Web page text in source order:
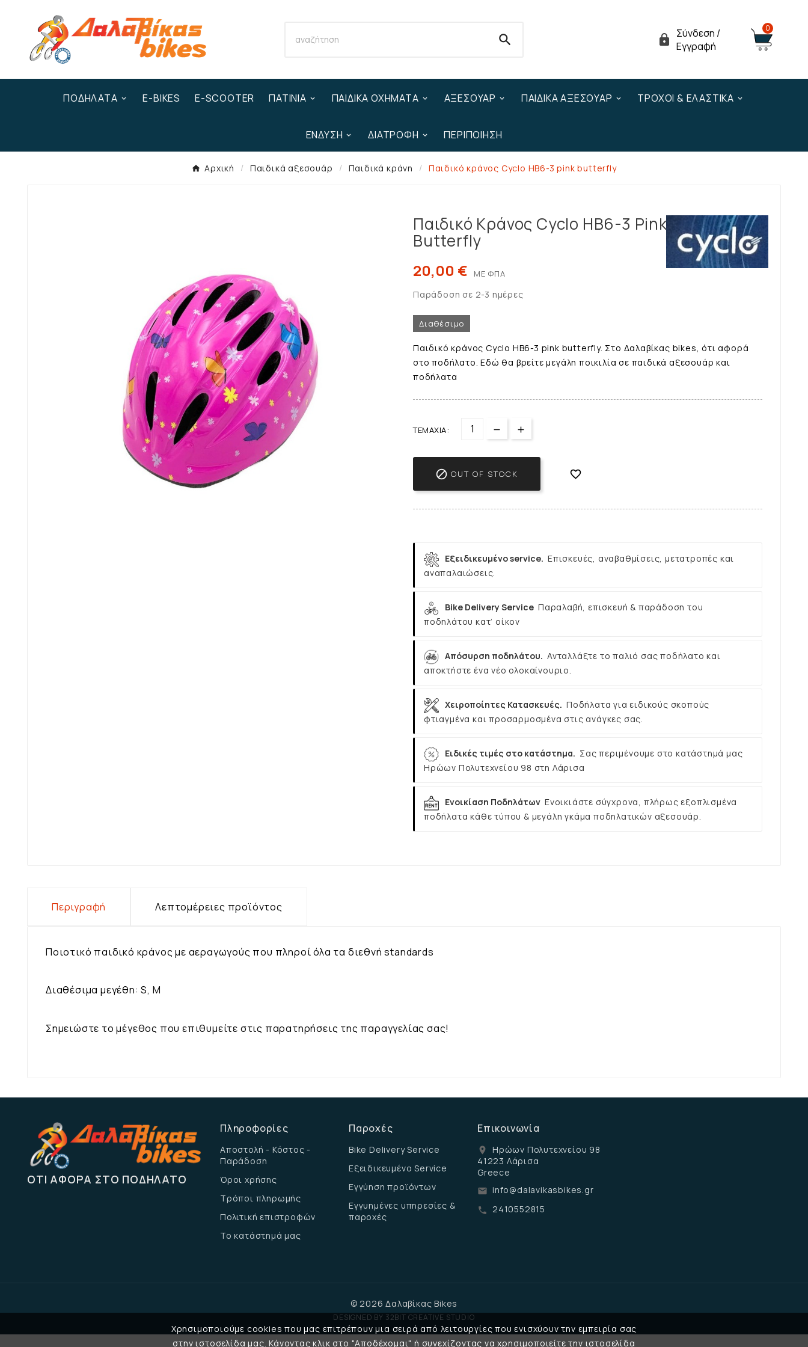
Χρησιμοποιούμε cookies που μας επιτρέπουν μια σειρά από λειτουργίες που ενισχύουν την εμπειρία σας
στην ιστοσελίδα μας. Κάνοντας κλικ στο "Αποδέχομαι" ή συνεχίζοντας να χρησιμοποιείτε την ιστοσελίδα
  Σύνδεση /
Εγγραφή
0
ΠΟΔΉΛΑΤΑ E-BIKES E-SCOOTER ΠΑΤΊΝΙΑ ΠΑΙΔΙΚΆ ΟΧΉΜΑΤΑ ΑΞΕΣΟΥΆΡ ΠΑΙΔΙΚΆ ΑΞΕΣΟΥΆΡ ΤΡΟΧΟΊ & ΕΛΑΣΤΙΚΆ
ΈΝΔΥΣΗ ΔΙΑΤΡΟΦΉ ΠΕΡΙΠΟΊΗΣΗ
Αρχική Παιδικά αξεσουάρ Παιδικά κράνη Παιδικό κράνος Cyclo HB6-3 pink butterfly
Παιδικό Κράνος Cyclo HB6-3 Pink
Butterfly
20,00 € ΜΕ ΦΠΑ
Παράδοση σε 2-3 ημέρες
Διαθέσιμο
Παιδικό κράνος Cyclo HB6-3 pink butterfly. Στο Δαλαβίκας bikes, ότι αφορά
στο ποδήλατο. Εδώ θα βρείτε μεγάλη ποικιλία σε παιδικά αξεσουάρ και
ποδήλατα
ΤΕΜΆΧΙΑ:
 OUT OF STOCK 
Εξειδικευμένο service. Επισκευές, αναβαθμίσεις, μετατροπές και
αναπαλαιώσεις.
Bike Delivery Service Παραλαβή, επισκευή & παράδοση του
ποδηλάτου κατ’ οίκον
Απόσυρση ποδηλάτου. Ανταλλάξτε το παλιό σας ποδήλατο και
αποκτήστε ένα νέο ολοκαίνουριο.
Χειροποίητες Κατασκευές. Ποδήλατα για ειδικούς σκοπούς
φτιαγμένα και προσαρμοσμένα στις ανάγκες σας.
Ειδικές τιμές στο κατάστημα. Σας περιμένουμε στο κατάστημά μας
Ηρώων Πολυτεχνείου 98 στη Λάρισα
Ενοικίαση Ποδηλάτων Ενοικιάστε σύγχρονα, πλήρως εξοπλισμένα
ποδήλατα κάθε τύπου & μεγάλη γκάμα ποδηλατικών αξεσουάρ.
Περιγραφή Λεπτομέρειες προϊόντος
Ποιοτικό παιδικό κράνος με αεραγωγούς που πληροί όλα τα διεθνή standards
Διαθέσιμα μεγέθη: S, M
Σημειώστε το μέγεθος που επιθυμείτε στις παρατηρήσεις της παραγγελίας σας!
ΌΤΙ ΑΦΟΡΆ ΣΤΟ ΠΟΔΉΛΑΤΟ
Πληροφορίες
Αποστολή - Κόστος -
Παράδοση
Όροι χρήσης
Τρόποι πληρωμής
Πολιτική επιστροφών
Το κατάστημά μας
Παροχές
Bike Delivery Service
Εξειδικευμένο Service
Εγγύηση προϊόντων
Εγγυημένες υπηρεσίες &
παροχές
Επικοινωνία
location_on
Ηρώων Πολυτεχνείου 98
41223 Λάρισα
Greece
email info@dalavikasbikes.gr
call 2410552815
© 2026 Δαλαβίκας Bikes
DESIGNED BY 32BIT CREATIVE STUDIO